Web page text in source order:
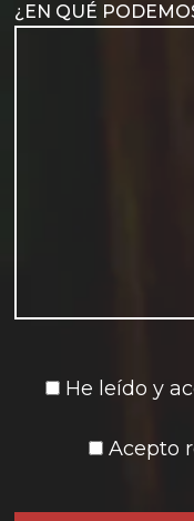
¿EN QUÉ
He leído y
Acepto